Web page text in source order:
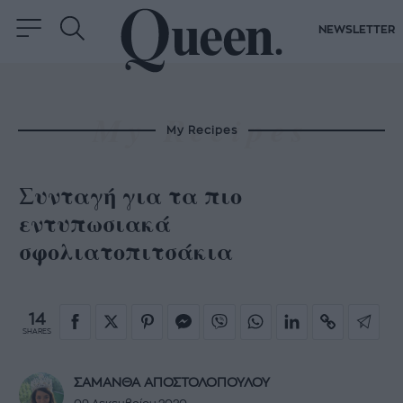
NEWSLETTER
My Recipes
Συνταγή για τα πιο
εντυπωσιακά
σφολιατοπιτσάκια
14
SHARES
ΣΑΜΑΝΘΑ ΑΠΟΣΤΟΛΟΠΟΥΛΟΥ